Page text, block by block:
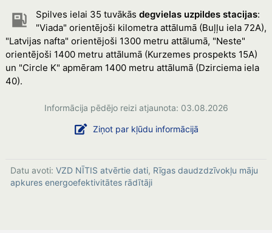
Spilves ielai 35 tuvākās degvielas uzpildes stacijas:
"Viada" orientējoši kilometra attālumā (Buļļu iela 72A),
"Latvijas nafta" orientējoši 1300 metru attālumā, "Neste"
orientējoši 1400 metru attālumā (Kurzemes prospekts 15A)
un "Circle K" apmēram 1400 metru attālumā (Dzirciema iela
40).
Informācija pēdējo reizi atjaunota: 03.08.2026
Ziņot par kļūdu informācijā
Datu avoti: VZD NĪTIS atvērtie dati, Rīgas daudzdzīvokļu māju
apkures energoefektivitātes rādītāji